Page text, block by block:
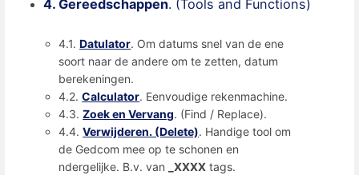
4. Gereedschappen. (Tools and Functions)
4.1.Datulator. Om datums snel van de ene
soort naar de andere om te zetten, datum
berekeningen.
4.2.Calculator. Eenvoudige rekenmachine.
4.3.Zoek en Vervang. (Find / Replace).
4.4.Verwijderen. (Delete). Handige tool om
de Gedcom mee op te schonen en
ndergelijke. B.v. van
_XXXX tags.